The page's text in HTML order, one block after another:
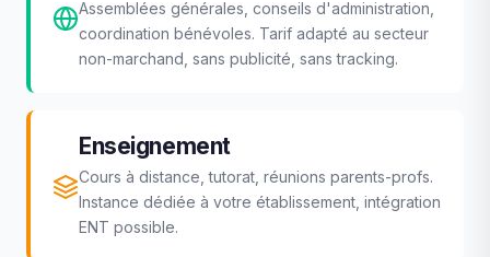
Assemblées générales, conseils d'administration,
coordination bénévoles. Tarif adapté au secteur
non-marchand, sans publicité, sans tracking.
Enseignement
Cours à distance, tutorat, réunions parents-profs.
Instance dédiée à votre établissement, intégration
ENT possible.